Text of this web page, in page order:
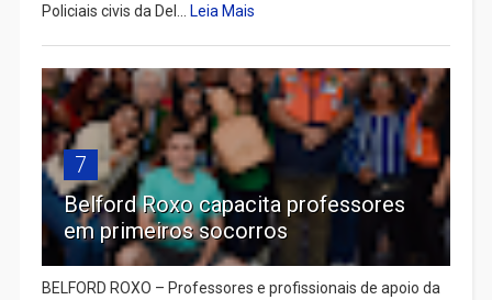
Policiais civis da Del...
Leia Mais
7
Belford Roxo capacita professores
em primeiros socorros
BELFORD ROXO – Professores e profissionais de apoio da